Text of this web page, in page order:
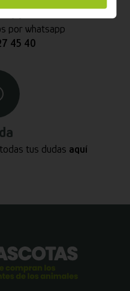
por whatsapp
45 40
tus dudas aquí